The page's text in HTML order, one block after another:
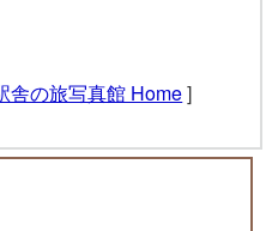
舎の旅写真館 Home]